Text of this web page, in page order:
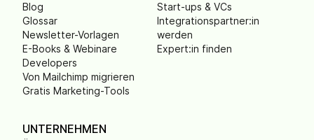
Blog
Glossar
Newsletter-Vorlagen
E-Books & Webinare
Developers
Von Mailchimp migrieren
Gratis Marketing-Tools
Start-ups & VCs
Integrationspartner:in
werden
Expert:in finden
UNTERNEHMEN